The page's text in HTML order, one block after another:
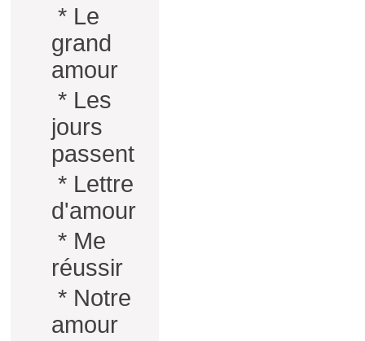
* Le
grand
amour
* Les
jours
passent
* Lettre
d'amour
* Me
réussir
* Notre
amour